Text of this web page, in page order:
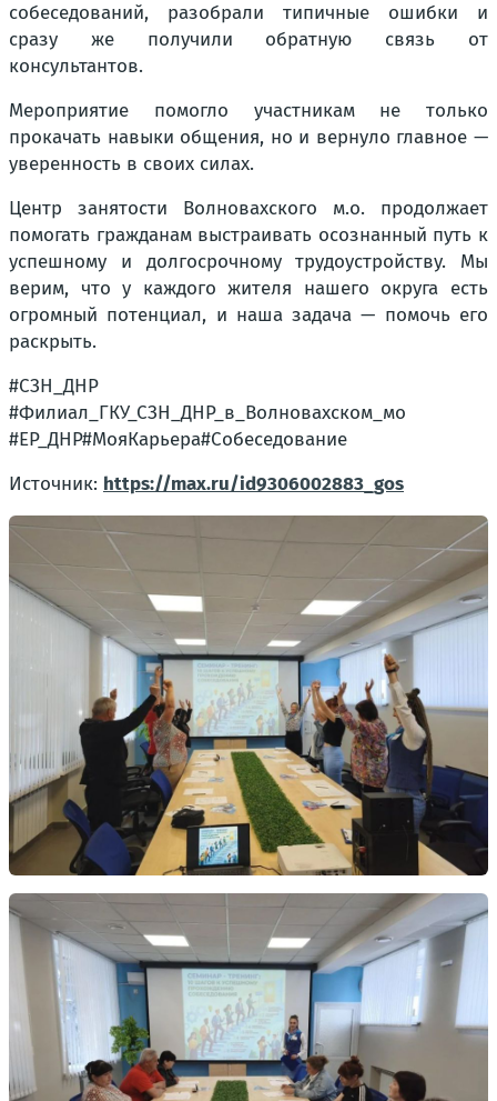
собеседований, разобрали типичные ошибки и
сразу же получили обратную связь от
консультантов.
Мероприятие помогло участникам не только
прокачать навыки общения, но и вернуло главное —
уверенность в своих силах.
Центр занятости Волновахского м.о. продолжает
помогать гражданам выстраивать осознанный путь к
успешному и долгосрочному трудоустройству. Мы
верим, что у каждого жителя нашего округа есть
огромный потенциал, и наша задача — помочь его
раскрыть.
#СЗН_ДНР
#Филиал_ГКУ_СЗН_ДНР_в_Волновахском_мо
#ЕР_ДНР#МояКарьера#Собеседование
Источник: https://max.ru/id9306002883_gos